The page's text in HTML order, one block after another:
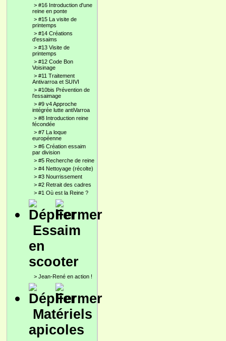
> #16 Introduction d'une
reine en ponte
> #15 La visite de
printemps
> #14 Créations
d'essaims
> #13 Visite de
printemps
> #12 Code Bon
Voisinage
> #11 Traitement
Antivarroa et SUIVI
> #10bis Prévention de
l'essaimage
> #9 v4 Approche
intégrée lutte antiVarroa
> #8 Introduction reine
fécondée
> #7 La loque
européenne
> #6 Création essaim
par division
> #5 Recherche de reine
> #4 Nettoyage (récolte)
> #3 Nourrissement
> #2 Retrait des cadres
> #1 Où est la Reine ?
Essaim
en
scooter
> Jean-René en action !
Matériels
apicoles